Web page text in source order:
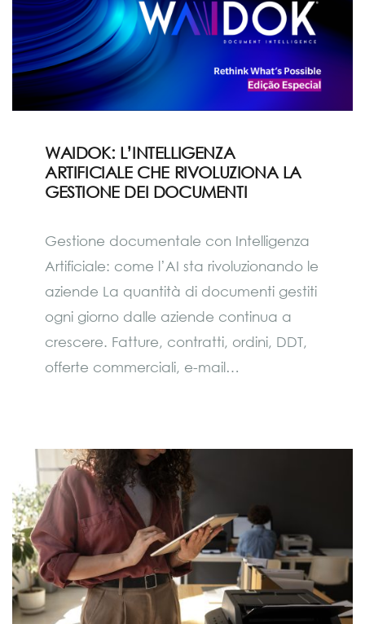
WAIDOK: L’INTELLIGENZA
ARTIFICIALE CHE RIVOLUZIONA LA
GESTIONE DEI DOCUMENTI
Gestione documentale con Intelligenza
Artificiale: come l’AI sta rivoluzionando le
aziende La quantità di documenti gestiti
ogni giorno dalle aziende continua a
crescere. Fatture, contratti, ordini, DDT,
offerte commerciali, e-mail…